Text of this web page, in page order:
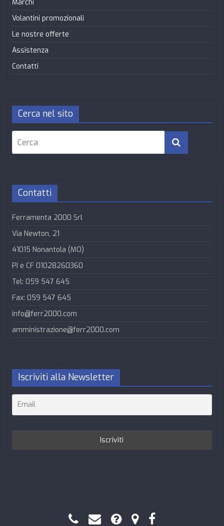
Marchi
Volantini promozionali
Le nostre offerte
Assistenza
Contatti
Cerca nel sito
Contatti
Ferramenta 2000 Srl
Via Newton, 21
41015 Nonantola (MO)
PI e CF 01028260360
Tel: 059 547 645
Fax: 059 547 645
info@ferr2000.com
amministrazione@ferr2000.com
Iscriviti alla Newsletter